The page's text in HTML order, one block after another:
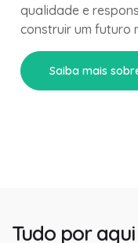
qualidade e
construir um futuro
Saiba mais
Tudo por aqui